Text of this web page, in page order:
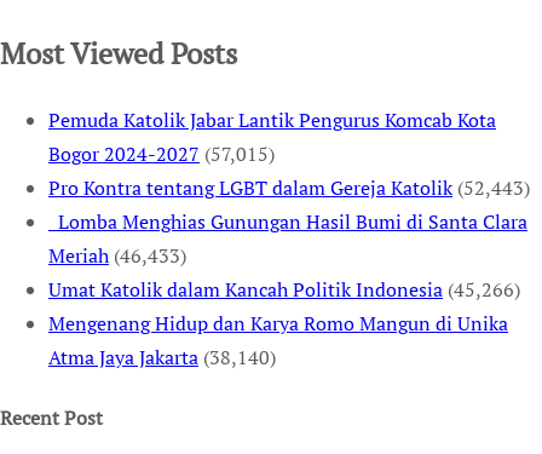
Most Viewed Posts
Pemuda Katolik Jabar Lantik Pengurus Komcab Kota
Bogor 2024-2027 (57,015)
Pro Kontra tentang LGBT dalam Gereja Katolik (52,443)
Lomba Menghias Gunungan Hasil Bumi di Santa Clara
Meriah (46,433)
Umat Katolik dalam Kancah Politik Indonesia (45,266)
Mengenang Hidup dan Karya Romo Mangun di Unika
Atma Jaya Jakarta (38,140)
Recent Post